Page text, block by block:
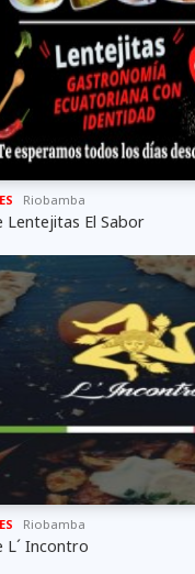
Riobamba
Lentejitas El Sabor
Riobamba
L´ Incontro